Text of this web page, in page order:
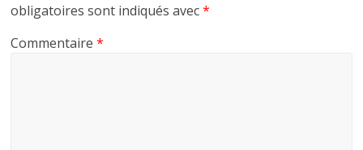
obligatoires sont indiqués avec*
Commentaire*